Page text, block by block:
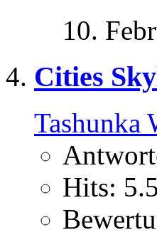
10.
Cities
Tashunka
Hits: